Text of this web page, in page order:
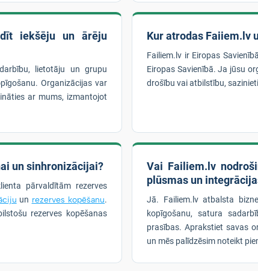
iekšēju un ārēju
lietotāju un grupu
Organizācijas var
ar mums, izmantojot
Kur atrodas Faiiem.lv
Failiem.lv ir Eiropas
Eiropas Savienībā. Ja jūsu
drošību vai atbilstību,
un sinhronizācijai?
pārvaldītām rezerves
un rezerves kopēšanu.
rezerves kopēšanas
Vai Failiem.lv
plūsmas un
Jā. Failiem.lv atbalsta
kopīgošanu, satura
prasības. Aprakstiet savas
un mēs palīdzēsim noteikt